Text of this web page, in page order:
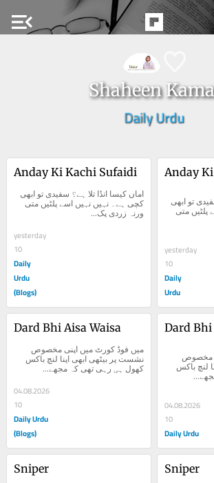
menu_open
Shaheen
Daily Urdu
Anday Ki Kachi Sufaidi
کچی ہے۔ نہیں نہیں اسے پلٹیں متی
ورنہ زردی پک...
yesterday
10
Daily
Urdu
(Blogs)
Anday
کچی ہے۔ نہیں نہیں اسے پلٹیں متی
yesterday
10
Daily
Urdu
Dard Bhi Aisa Waisa
کھول ہی رہی تھی کہ مجھے...
04.08.2026
10
Daily Urdu
(Blogs)
Dard Bhi
04.08.2026
10
Daily Urdu
Sniper Sniper